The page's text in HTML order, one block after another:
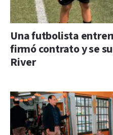
Una futbolista
firmó contrato y se
River